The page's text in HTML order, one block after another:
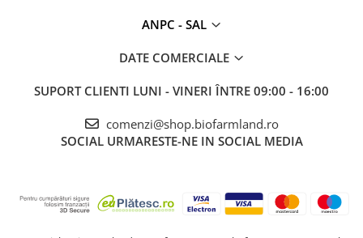
ANPC - SAL
DATE COMERCIALE
SUPORT CLIENTI LUNI - VINERI ÎNTRE 09:00 - 16:00
comenzi@shop.biofarmland.ro
SOCIAL URMARESTE-NE IN SOCIAL MEDIA